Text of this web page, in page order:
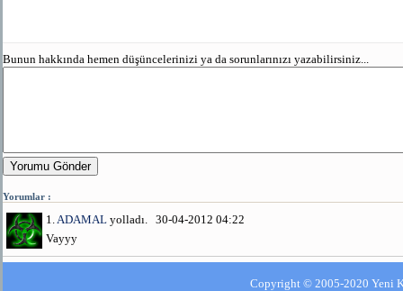
Bunun hakkında hemen düşüncelerinizi ya da sorunlarınızı yazabilirsiniz...
Yorumu Gönder
Yorumlar :
1. ADAMAL yolladı. 30-04-2012 04:22
Vayyy
Copyright © 2005-2020 Yeni